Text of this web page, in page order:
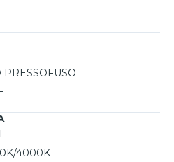
alla base.
a un’estetica pulita e
nera una soluzione
4000K